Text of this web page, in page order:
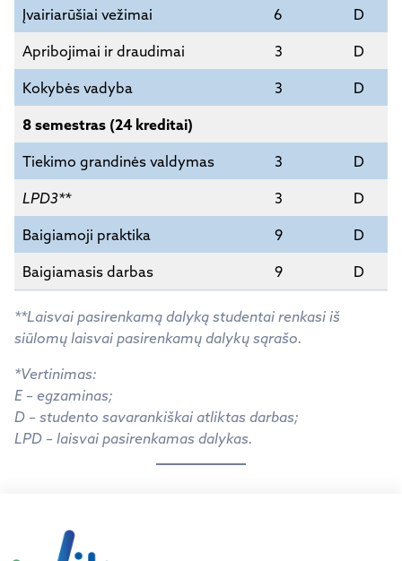
Įvairiarūšiai vežimai 6 D
Apribojimai ir draudimai 3 D
Kokybės vadyba 3 D
8 semestras (24 kreditai)
Tiekimo grandinės valdymas 3 D
LPD3** 3 D
Baigiamoji praktika 9 D
Baigiamasis darbas 9 D
**Laisvai pasirenkamą dalyką studentai renkasi iš
siūlomų laisvai pasirenkamų dalykų sąrašo.
*Vertinimas:
E – egzaminas;
D – studento savarankiškai atliktas darbas;
LPD – laisvai pasirenkamas dalykas.